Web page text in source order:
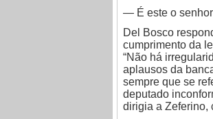
— É este o
Del Bosco
cumprimento da
“Não há
aplausos da
sempre que se
deputado
dirigia a Zeferino,